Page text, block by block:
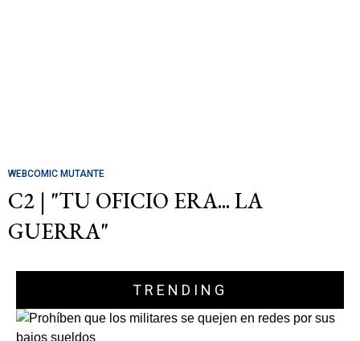
WEBCOMIC MUTANTE
C2 | "TU OFICIO ERA... LA
GUERRA"
TRENDING